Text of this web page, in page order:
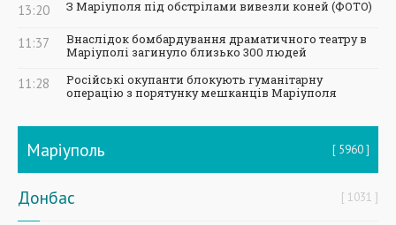
13:20 З Маріуполя під обстрілами вивезли коней (ФОТО)
11:37
Внаслідок бомбардування драматичного театру в
Маріуполі загинуло близько 300 людей
11:28
Російські окупанти блокують гуманітарну
операцію з порятунку мешканців Маріуполя
Маріуполь 5960
Донбас 1031